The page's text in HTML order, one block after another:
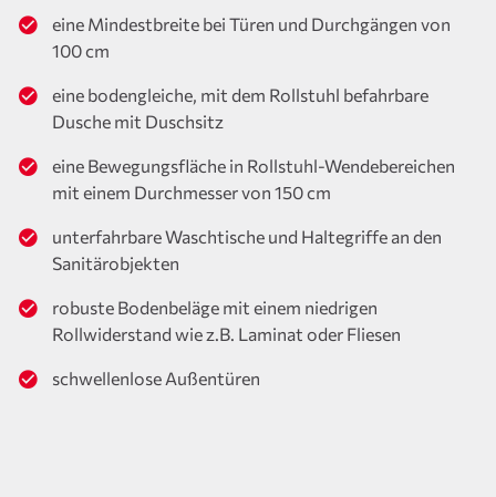
eine Mindestbreite bei Türen und Durchgängen von
100 cm
eine bodengleiche, mit dem Rollstuhl befahrbare
Dusche mit Duschsitz
eine Bewegungsfläche in Rollstuhl-Wendebereichen
mit einem Durchmesser von 150 cm
unterfahrbare Waschtische und Haltegriffe an den
Sanitärobjekten
robuste Bodenbeläge mit einem niedrigen
Rollwiderstand wie z.B. Laminat oder Fliesen
schwellenlose Außentüren